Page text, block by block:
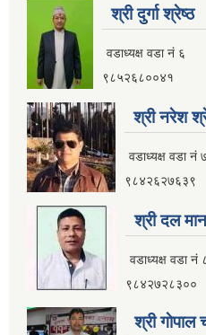
श्री दुर्गा श्रेष्ठ
वडाध्यक्ष वडा नं ६
९८५२६८००४१
श्री नरेश
वडाध्यक्ष वडा नं ७
९८४२६२७६३९
श्री दल
वडाध्यक्ष वडा नं
९८४२७२८३००
श्री गाेपाल